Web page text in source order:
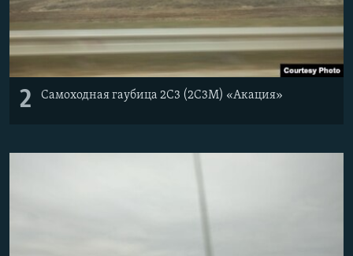
2 Самоходная гаубица 2С3 (2С3М) «Акация»